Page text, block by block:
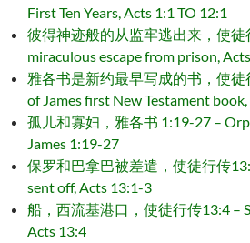
First Ten Years, Acts 1:1 TO 12:1
彼得神迹般的从监牢逃出来，使徒
miraculous escape from prison,
雅各书是新约最早写成的书，使徒
of James first New Testament
孤儿和寡妇，雅各书 1:19-27 –
James 1:19-27
保罗和巴拿巴被差遣，使徒行传
sent off, Acts 13:1-3
船，西流基港口，使徒行传13:4 –
Acts 13:4